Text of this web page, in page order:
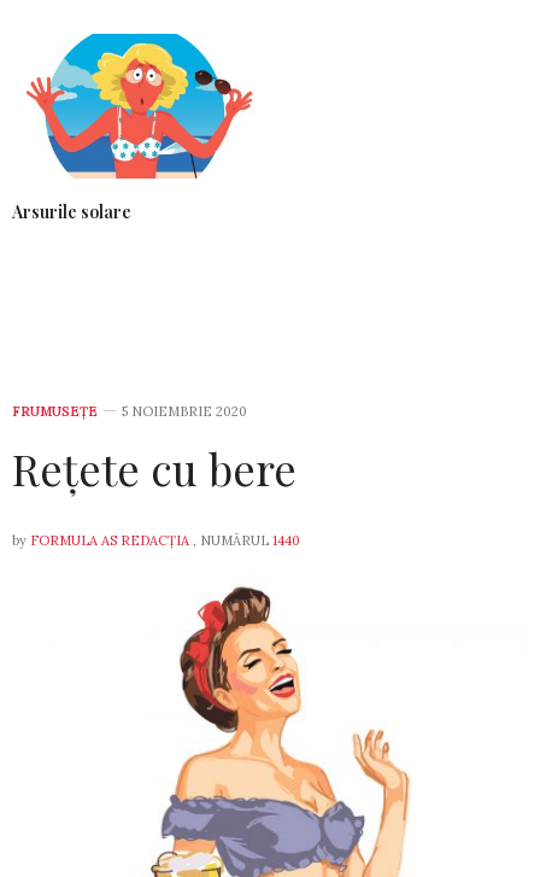
Arsurile solare
FRUMUSEȚE 5 NOIEMBRIE 2020
Rețete cu bere
by FORMULA AS REDACȚIA , NUMĂRUL 1440